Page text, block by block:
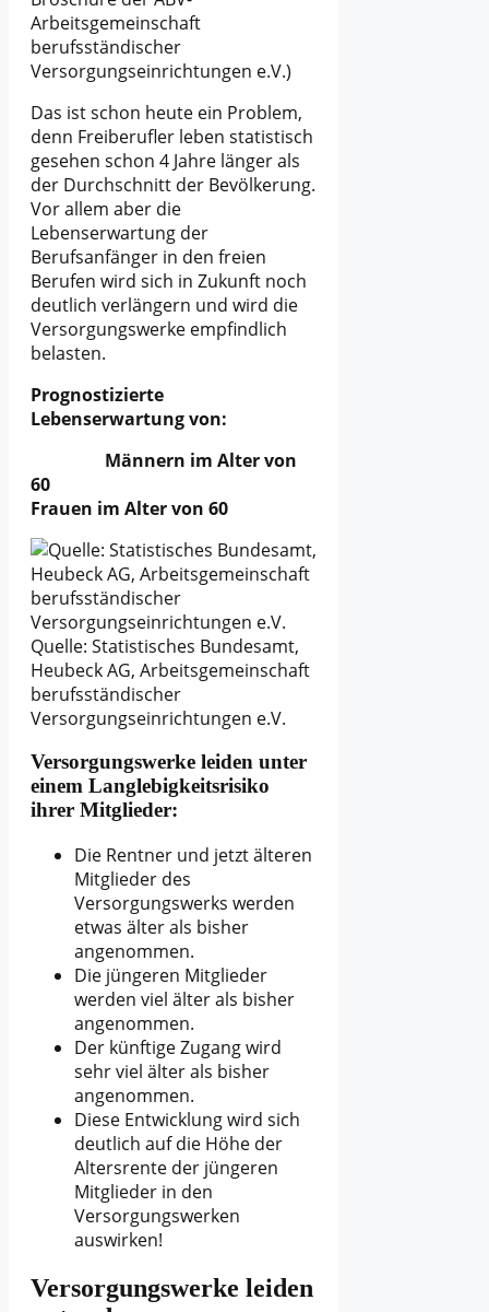
Arbeitsgemeinschaft
berufsständischer
Versorgungseinrichtungen e.V.)
Das ist schon heute ein Problem,
denn Freiberufler leben statistisch
gesehen schon 4 Jahre länger als
der Durchschnitt der Bevölkerung.
Vor allem aber die
Lebenserwartung der
Berufsanfänger in den freien
Berufen wird sich in Zukunft noch
deutlich verlängern und wird die
Versorgungswerke empfindlich
belasten.
Prognostizierte
Lebenserwartung von:
Männern im Alter von
60
Frauen im Alter von 60
Quelle: Statistisches Bundesamt,
Heubeck AG, Arbeitsgemeinschaft
berufsständischer
Versorgungseinrichtungen e.V.
Versorgungswerke leiden unter
einem Langlebigkeitsrisiko
ihrer Mitglieder:
Die Rentner und jetzt älteren
Mitglieder des
Versorgungswerks werden
etwas älter als bisher
angenommen.
Die jüngeren Mitglieder
werden viel älter als bisher
angenommen.
Der künftige Zugang wird
sehr viel älter als bisher
angenommen.
Diese Entwicklung wird sich
deutlich auf die Höhe der
Altersrente der jüngeren
Mitglieder in den
Versorgungswerken
auswirken!
Versorgungswerke leiden